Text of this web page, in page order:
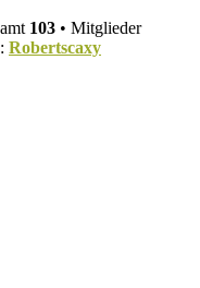
103 • Mitglieder
Robertscaxy